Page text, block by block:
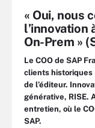
« Oui, nous
l’innovation
On-Prem »
Le COO de SAP
clients historiques
de l’éditeur.
générative, RISE.
entretien, où le
SAP.